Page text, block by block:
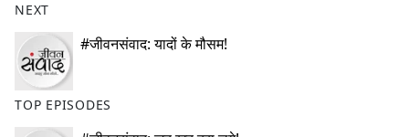
NEXT
#जीवनसंवाद: यादों के मौसम!
TOP EPISODES